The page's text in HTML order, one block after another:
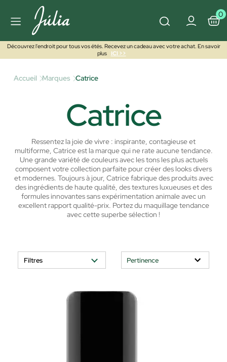
0
Découvrez l'endroit pour tous vos étés. Recevez un cadeau avec votre achat. En savoir
plus
ICI >>
Accueil Marques Catrice
Catrice
Ressentez la joie de vivre : inspirante, contagieuse et
multiforme, Catrice est la marque qui ne rate aucune tendance.
Une grande variété de couleurs avec les tons les plus actuels
composent votre collection parfaite pour créer des looks divers
et modernes. Toujours à jour, Catrice fabrique des produits avec
des ingrédients de haute qualité, des textures luxueuses et des
formules innovantes sans expérimentation animale avec un
excellent rapport qualité-prix. Portez du maquillage tendance
avec cette superbe sélection !
Filtres